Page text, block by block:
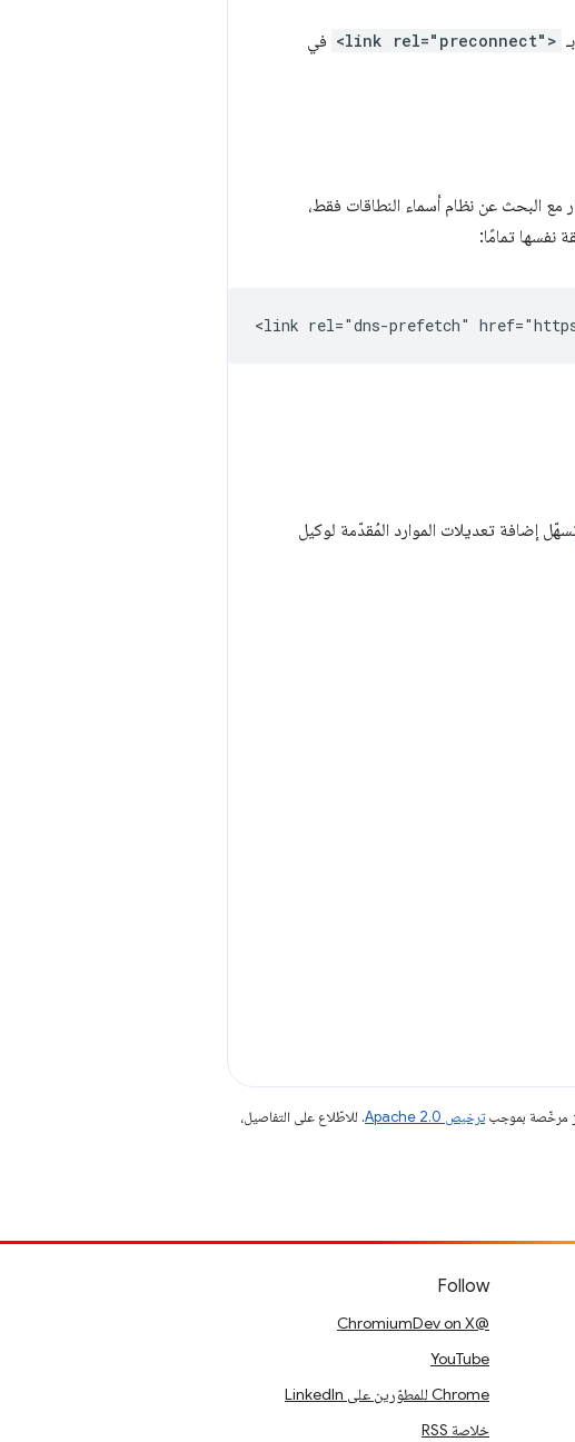
<link rel="preconnect"> في
مع البحث عن نظام أسماء النطاقات فقط،
نفسها تمامًا:
إضافة تعديلات الموارد المُقدّمة لوكيل
مرخّصة بموجبترخيص Apache 2.0‏
. للاطّلاع على التفاصيل،
Follow
@ChromiumDev on X
YouTube
Chrome للمطوّرين على LinkedIn
خلاصة RSS